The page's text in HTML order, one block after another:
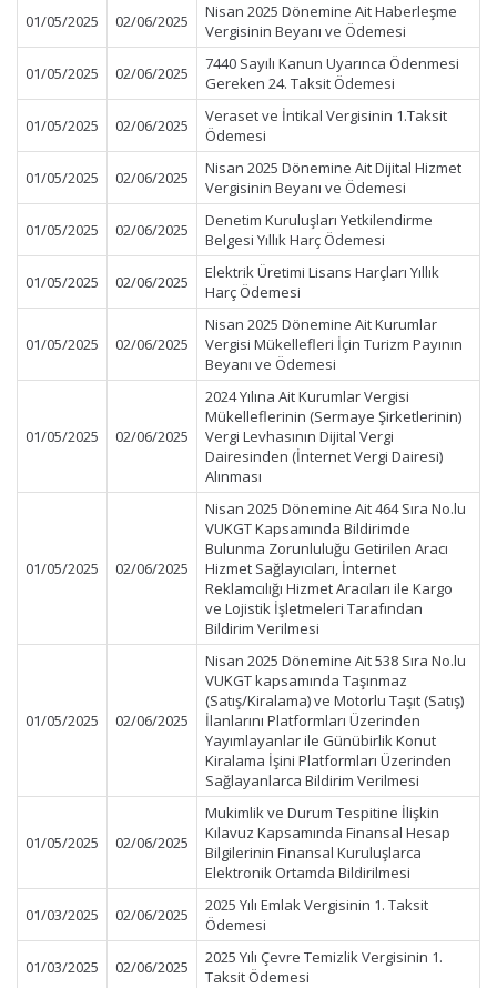
01/05/2025 02/06/2025
Nisan 2025 Dönemine Ait Haberleşme
Vergisinin Beyanı ve Ödemesi
01/05/2025 02/06/2025
7440 Sayılı Kanun Uyarınca Ödenmesi
Gereken 24. Taksit Ödemesi
01/05/2025 02/06/2025
Veraset ve İntikal Vergisinin 1.Taksit
Ödemesi
01/05/2025 02/06/2025
Nisan 2025 Dönemine Ait Dijital Hizmet
Vergisinin Beyanı ve Ödemesi
01/05/2025 02/06/2025
Denetim Kuruluşları Yetkilendirme
Belgesi Yıllık Harç Ödemesi
01/05/2025 02/06/2025
Elektrik Üretimi Lisans Harçları Yıllık
Harç Ödemesi
01/05/2025 02/06/2025
Nisan 2025 Dönemine Ait Kurumlar
Vergisi Mükellefleri İçin Turizm Payının
Beyanı ve Ödemesi
01/05/2025 02/06/2025
2024 Yılına Ait Kurumlar Vergisi
Mükelleflerinin (Sermaye Şirketlerinin)
Vergi Levhasının Dijital Vergi
Dairesinden (İnternet Vergi Dairesi)
Alınması
01/05/2025 02/06/2025
Nisan 2025 Dönemine Ait 464 Sıra No.lu
VUKGT Kapsamında Bildirimde
Bulunma Zorunluluğu Getirilen Aracı
Hizmet Sağlayıcıları, İnternet
Reklamcılığı Hizmet Aracıları ile Kargo
ve Lojistik İşletmeleri Tarafından
Bildirim Verilmesi
01/05/2025 02/06/2025
Nisan 2025 Dönemine Ait 538 Sıra No.lu
VUKGT kapsamında Taşınmaz
(Satış/Kiralama) ve Motorlu Taşıt (Satış)
İlanlarını Platformları Üzerinden
Yayımlayanlar ile Günübirlik Konut
Kiralama İşini Platformları Üzerinden
Sağlayanlarca Bildirim Verilmesi
01/05/2025 02/06/2025
Mukimlik ve Durum Tespitine İlişkin
Kılavuz Kapsamında Finansal Hesap
Bilgilerinin Finansal Kuruluşlarca
Elektronik Ortamda Bildirilmesi
01/03/2025 02/06/2025
2025 Yılı Emlak Vergisinin 1. Taksit
Ödemesi
01/03/2025 02/06/2025
2025 Yılı Çevre Temizlik Vergisinin 1.
Taksit Ödemesi